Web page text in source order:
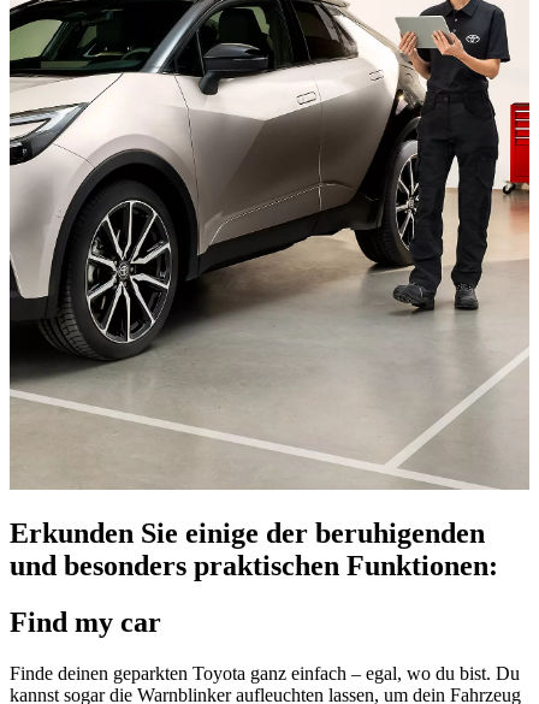
Erkunden Sie einige der beruhigenden
und besonders praktischen Funktionen:
Find my car
Finde deinen geparkten Toyota ganz einfach – egal, wo du bist. Du
kannst sogar die Warnblinker aufleuchten lassen, um dein Fahrzeug